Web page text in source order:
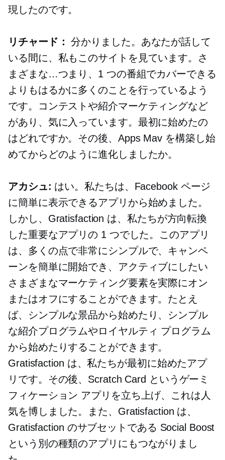
現したのです。
リチャード： 分かりました。あなたが話して
いる間に、私もこのサイトを見ています。さ
まざまな…つまり、1 つの番組でカバーできる
よりもはるかに多くのことを行っているよう
です。コンテストや紹介マーケティングなど
があり、気に入っています。最初に始めたの
はどれですか。その後、Apps Mav を構築し始
めてからどのように進化しましたか。
アカシュ: はい。私たちは、Facebook ページ
に簡単に表示できるアプリから始めました。
しかし、Gratisfaction は、私たちが方向転換
した重要なアプリの 1 つでした。このアプリ
は、多くの点で非常にシンプルで、キャンペ
ーンを簡単に開始でき、アクティブにしたい
さまざまなマーケティング要素を実際にオン
またはオフにすることができます。たとえ
ば、シンプルな景品から始めたり、シンプル
な紹介プログラムやロイヤルティ プログラム
から始めたりすることができます。
Gratisfaction は、私たちが最初に始めたアプ
リです。その後、Scratch Card というゲーミ
フィケーション アプリを立ち上げ、これは人
気を博しました。また、Gratisfaction は、
Gratisfaction のサブセットである Social Boost
という別の種類のアプリにもつながりまし